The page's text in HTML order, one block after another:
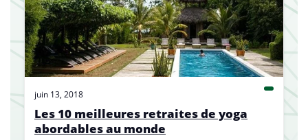
juin 13, 2018
Les 10 meilleures retraites de yoga
abordables au monde